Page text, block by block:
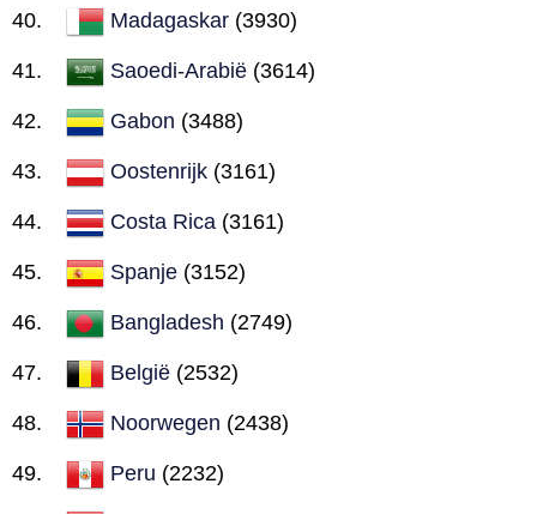
Madagaskar (3930)
Saoedi-Arabië (3614)
Gabon (3488)
Oostenrijk (3161)
Costa Rica (3161)
Spanje (3152)
Bangladesh (2749)
België (2532)
Noorwegen (2438)
Peru (2232)